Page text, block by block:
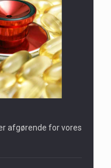
afgørende for vores